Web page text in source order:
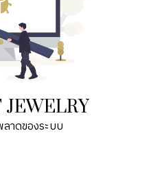
JEWELRY
าดของระบบ